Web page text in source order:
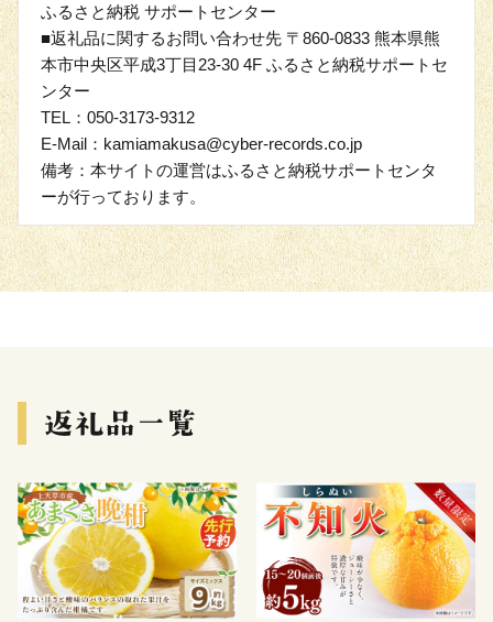
ふるさと納税 サポートセンター
■返礼品に関するお問い合わせ先 〒860-0833 熊本県熊
本市中央区平成3丁目23-30 4F ふるさと納税サポートセ
ンター
TEL：050-3173-9312
E-Mail：kamiamakusa@cyber-records.co.jp
備考：本サイトの運営はふるさと納税サポートセンタ
ーが行っております。